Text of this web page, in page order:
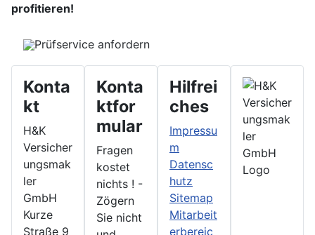
profitieren!
Prüfservice anfordern
Konta
kt
H&K
Versicher
ungsmak
ler
GmbH
Kurze
Straße 9
Konta
ktfor
mular
Fragen
kostet
nichts ! -
Zögern
Sie nicht
Hilfrei
ches
Impressu
m
Datensc
hutz
Sitemap
Mitarbeit
erbereic